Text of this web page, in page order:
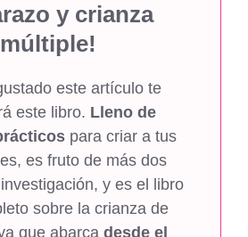
y crianza
múltiple!
este artículo te
este libro. Lleno de
para criar a tus
es fruto de más dos
y es el libro
sobre la crianza de
que abarca desde el